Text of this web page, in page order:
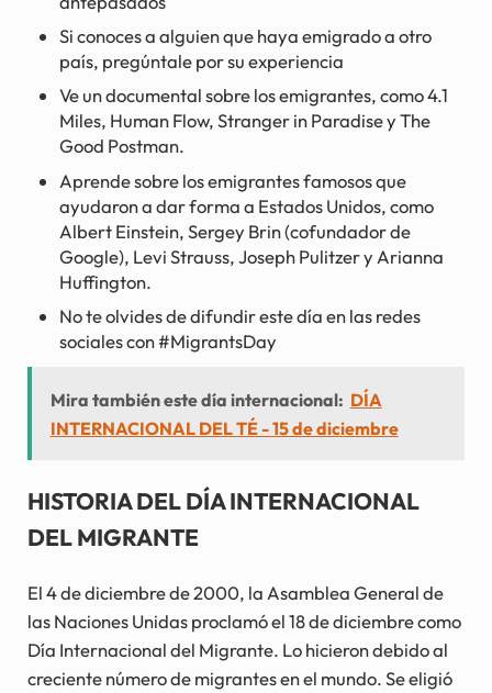
Si conoces a alguien que haya emigrado a otro
país, pregúntale por su experiencia
Ve un documental sobre los emigrantes, como 4.1
Miles, Human Flow, Stranger in Paradise y The
Good Postman.
Aprende sobre los emigrantes famosos que
ayudaron a dar forma a Estados Unidos, como
Albert Einstein, Sergey Brin (cofundador de
Google), Levi Strauss, Joseph Pulitzer y Arianna
Huffington.
No te olvides de difundir este día en las redes
sociales con #MigrantsDay
Mira también este día internacional: DÍA
INTERNACIONAL DEL TÉ - 15 de diciembre
HISTORIA DEL DÍA INTERNACIONAL
DEL MIGRANTE
El 4 de diciembre de 2000, la Asamblea General de
las Naciones Unidas proclamó el 18 de diciembre como
Día Internacional del Migrante. Lo hicieron debido al
creciente número de migrantes en el mundo. Se eligió